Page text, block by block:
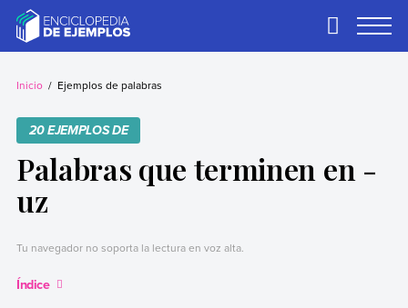
contentEjemplos
Necesitas ejemplos.
Primary
Inicio Ejemplos de palabras
20 EJEMPLOS DE
Palabras que terminen en -
uz
Tu navegador no soporta la lectura en voz alta.
Índice